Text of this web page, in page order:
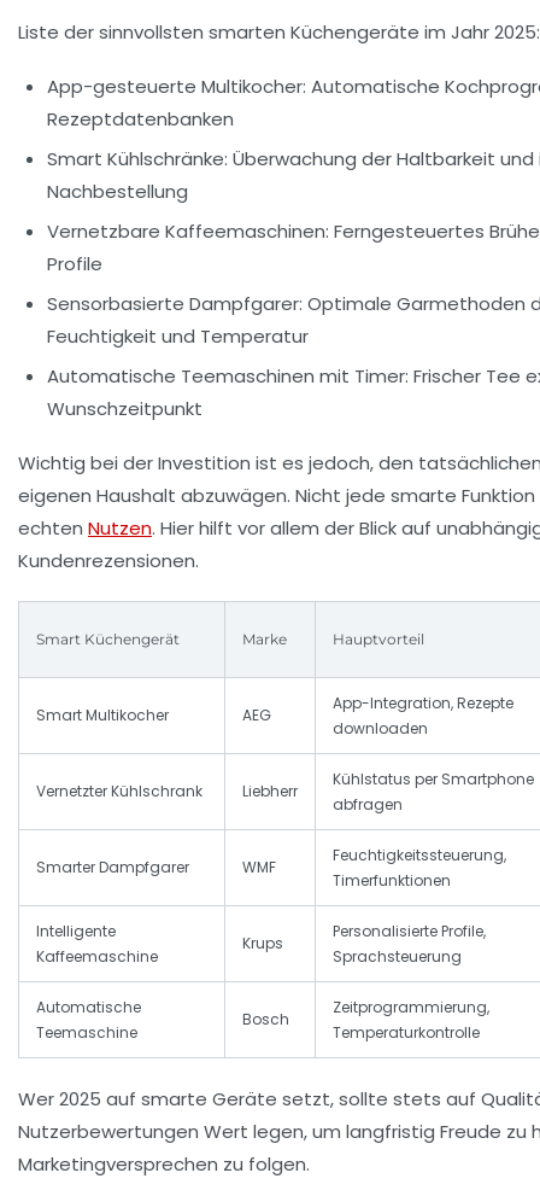
Liste der sinnvollsten smarten Küchengeräte im Jahr 2025:
App-gesteuerte Multikocher: Automatische
Rezeptdatenbanken
Smart Kühlschränke: Überwachung der Haltbarkeit
Nachbestellung
Vernetzbare Kaffeemaschinen: Ferngesteuertes
Profile
Sensorbasierte Dampfgarer: Optimale Garmethoden
Feuchtigkeit und Temperatur
Automatische Teemaschinen mit Timer: Frischer Tee
Wunschzeitpunkt
Wichtig bei der Investition ist es jedoch, den
eigenen Haushalt abzuwägen. Nicht jede smarte
echten Nutzen. Hier hilft vor allem der Blick auf
Kundenrezensionen.
Smart Küchengerät Marke Hauptvorteil
Smart Multikocher AEG
App-Integration, Rezepte
downloaden
Vernetzter Kühlschrank Liebherr
Kühlstatus per Smartphone
abfragen
Smarter Dampfgarer WMF
Feuchtigkeitssteuerung,
Timerfunktionen
Intelligente
Kaffeemaschine
Krups
Personalisierte Profile,
Sprachsteuerung
Automatische
Teemaschine
Bosch
Zeitprogrammierung,
Temperaturkontrolle
Wer 2025 auf smarte Geräte setzt, sollte stets auf
Nutzerbewertungen Wert legen, um langfristig Freude zu
Marketingversprechen zu folgen.